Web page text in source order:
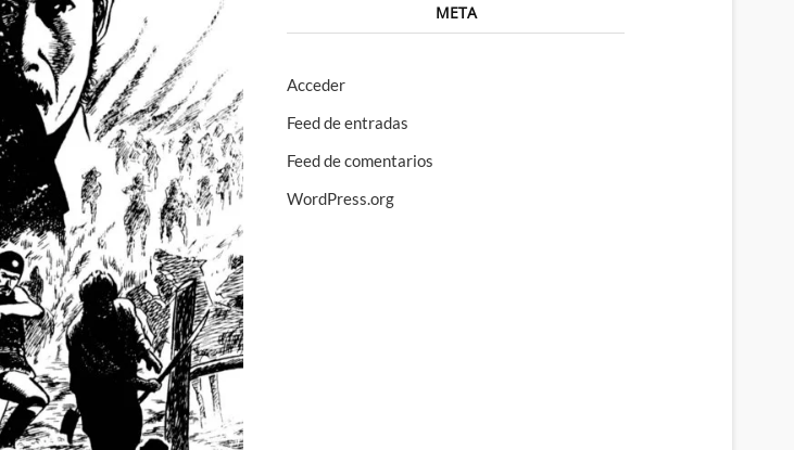
META
Acceder
Feed de entradas
Feed de comentarios
WordPress.org